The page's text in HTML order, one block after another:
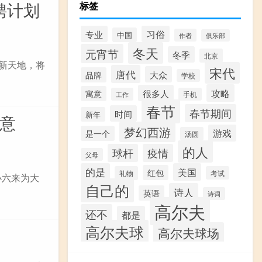
计划
天地，将
来为大
标签
专业 中国 习俗 作者 俱乐部
元宵节 冬天 冬季 北京
品牌 唐代 大众 学校 宋代
寓意 工作 很多人 手机 攻略
新年 时间 春节 春节期间
是一个 梦幻西游 汤圆 游戏
父母 球杆 疫情 的人
的是 礼物 红包 美国 考试
自己的 英语 诗人 诗词
还不 都是 高尔夫
高尔夫球 高尔夫球场